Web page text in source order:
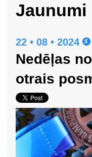
Jaunumi
22 • 08 • 2024
Nedēļas
otrais